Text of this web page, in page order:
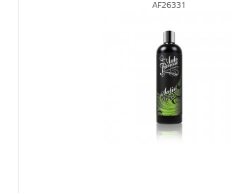
AF26331